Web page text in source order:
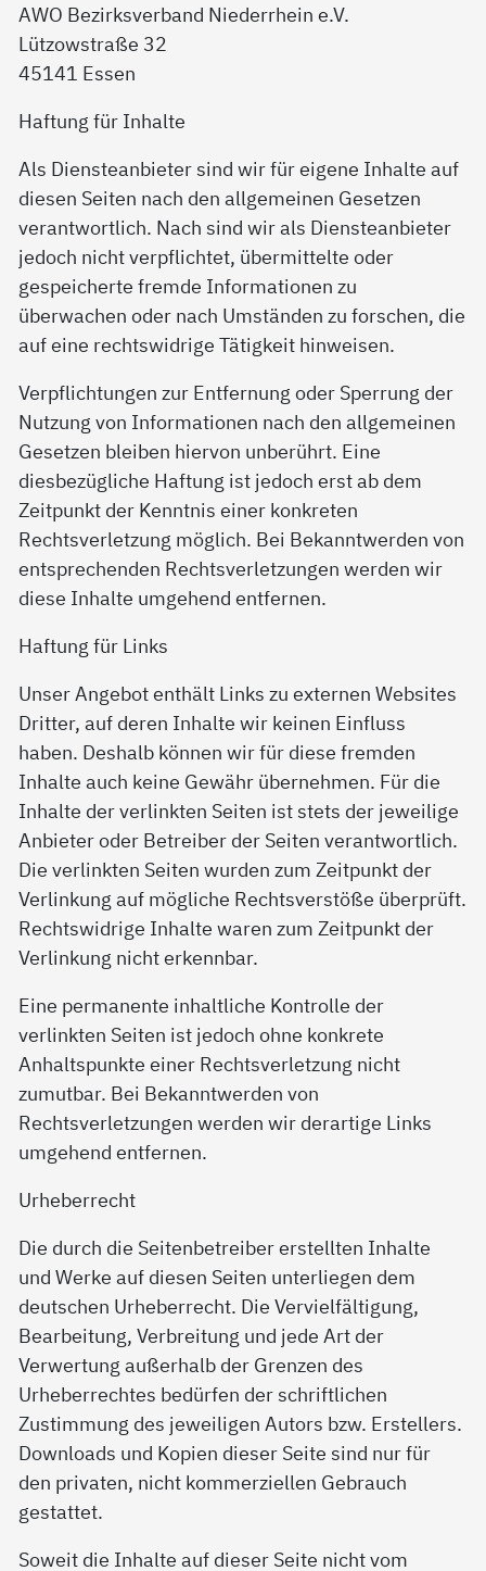
AWO Bezirksverband Niederrhein e.V.
Lützowstraße 32
45141 Essen
Haftung für Inhalte
Als Diensteanbieter sind wir für eigene Inhalte auf
diesen Seiten nach den allgemeinen Gesetzen
verantwortlich. Nach sind wir als Diensteanbieter
jedoch nicht verpflichtet, übermittelte oder
gespeicherte fremde Informationen zu
überwachen oder nach Umständen zu forschen, die
auf eine rechtswidrige Tätigkeit hinweisen.
Verpflichtungen zur Entfernung oder Sperrung der
Nutzung von Informationen nach den allgemeinen
Gesetzen bleiben hiervon unberührt. Eine
diesbezügliche Haftung ist jedoch erst ab dem
Zeitpunkt der Kenntnis einer konkreten
Rechtsverletzung möglich. Bei Bekanntwerden von
entsprechenden Rechtsverletzungen werden wir
diese Inhalte umgehend entfernen.
Haftung für Links
Unser Angebot enthält Links zu externen Websites
Dritter, auf deren Inhalte wir keinen Einfluss
haben. Deshalb können wir für diese fremden
Inhalte auch keine Gewähr übernehmen. Für die
Inhalte der verlinkten Seiten ist stets der jeweilige
Anbieter oder Betreiber der Seiten verantwortlich.
Die verlinkten Seiten wurden zum Zeitpunkt der
Verlinkung auf mögliche Rechtsverstöße überprüft.
Rechtswidrige Inhalte waren zum Zeitpunkt der
Verlinkung nicht erkennbar.
Eine permanente inhaltliche Kontrolle der
verlinkten Seiten ist jedoch ohne konkrete
Anhaltspunkte einer Rechtsverletzung nicht
zumutbar. Bei Bekanntwerden von
Rechtsverletzungen werden wir derartige Links
umgehend entfernen.
Urheberrecht
Die durch die Seitenbetreiber erstellten Inhalte
und Werke auf diesen Seiten unterliegen dem
deutschen Urheberrecht. Die Vervielfältigung,
Bearbeitung, Verbreitung und jede Art der
Verwertung außerhalb der Grenzen des
Urheberrechtes bedürfen der schriftlichen
Zustimmung des jeweiligen Autors bzw. Erstellers.
Downloads und Kopien dieser Seite sind nur für
den privaten, nicht kommerziellen Gebrauch
gestattet.
Soweit die Inhalte auf dieser Seite nicht vom